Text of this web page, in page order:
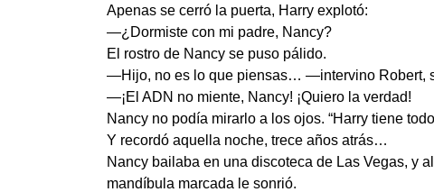
Apenas se cerró la puerta, Harry explotó:
—¿Dormiste con mi padre, Nancy?
El rostro de Nancy se puso pálido.
—Hijo, no es lo que piensas… —intervino Robert,
—¡El ADN no miente, Nancy! ¡Quiero la verdad!
Nancy no podía mirarlo a los ojos. “Harry tiene
Y recordó aquella noche, trece años atrás…
Nancy bailaba en una discoteca de Las Vegas, y
mandíbula marcada le sonrió.